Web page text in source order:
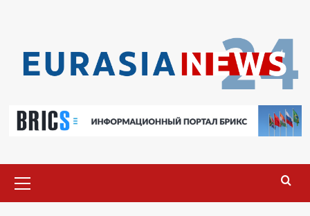
меню